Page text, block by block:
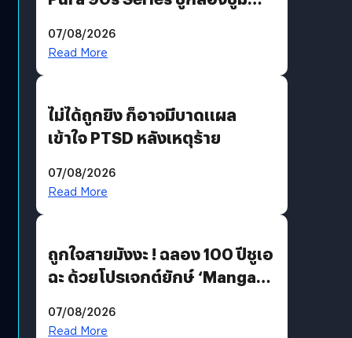
07/08/2026
Read More
ไม่ได้ถูกยิง ก็อาจมีบาดแผล
เข้าใจ PTSD หลังเหตุร้าย
07/08/2026
Read More
ถูกใจสายมังงะ ! ฉลอง 100 ปีชูเอ
ฉะ ด้วยโปรเจกต์ยักษ์ ‘Manga
มีภาษาไทยด้วย
07/08/2026
Read More